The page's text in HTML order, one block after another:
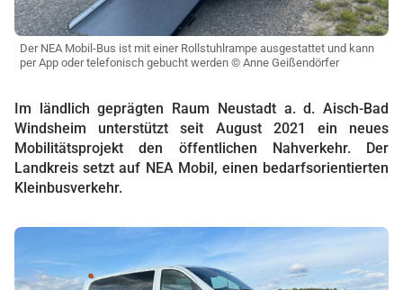
Der NEA Mobil-Bus ist mit einer Rollstuhlrampe ausgestattet und kann
per App oder telefonisch gebucht werden © Anne Geißendörfer
Im ländlich geprägten Raum Neustadt a. d. Aisch-Bad
Windsheim unterstützt seit August 2021 ein neues
Mobilitätsprojekt den öffentlichen Nahverkehr. Der
Landkreis setzt auf NEA Mobil, einen bedarfsorientierten
Kleinbusverkehr.